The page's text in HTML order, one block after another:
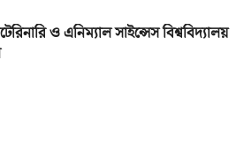
ও এনিম্যাল সাইন্সেস বিশ্ববিদ্যালয়